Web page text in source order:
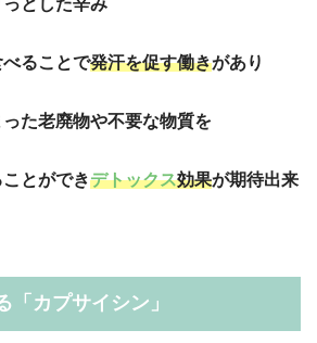
ることで発汗を促す働きがあり
た老廃物や不要な物質を
とができデトックス効果が期待出来
「カプサイシン」